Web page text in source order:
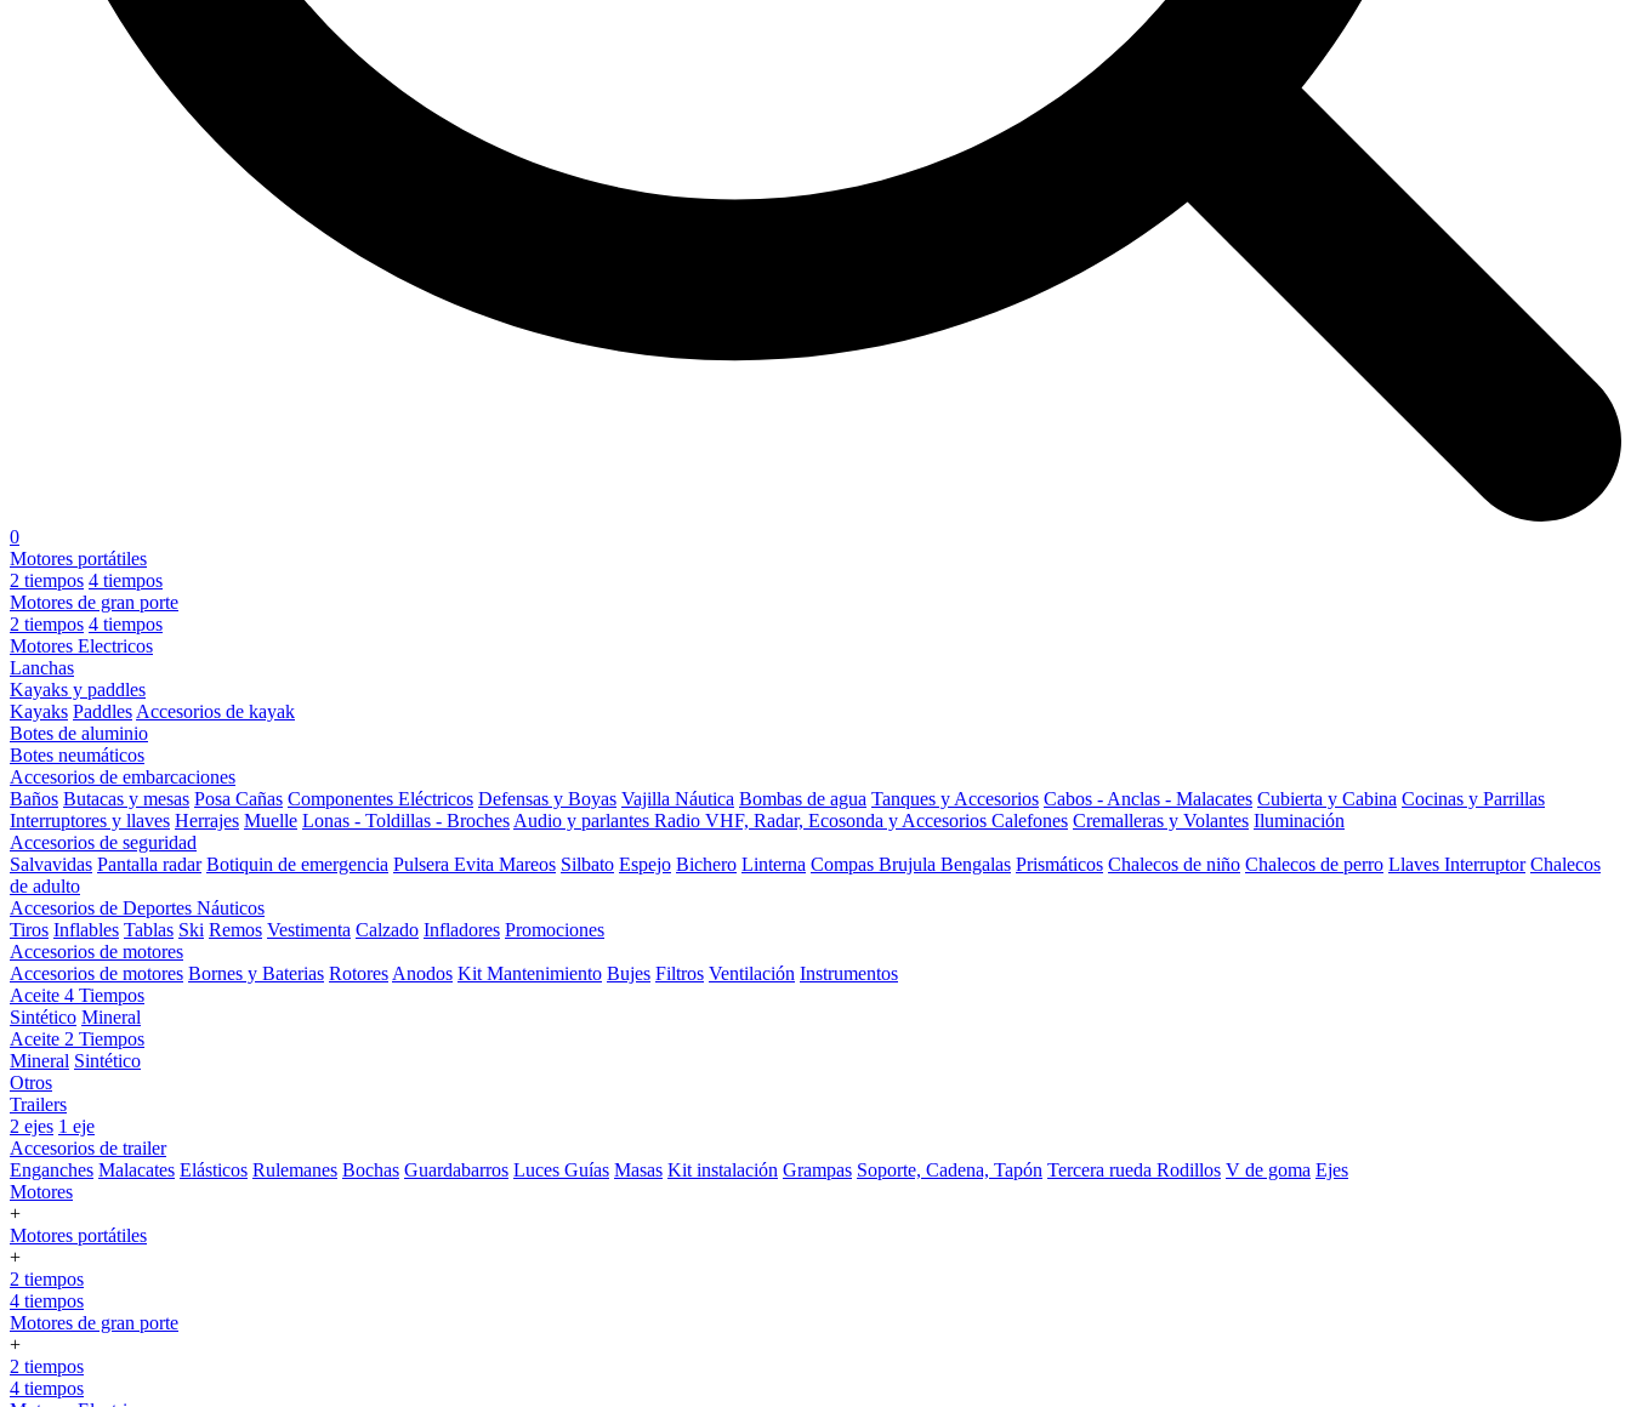
0
Motores portátiles
2 tiempos 4 tiempos
Motores de gran porte
2 tiempos 4 tiempos
Motores Electricos
Lanchas
Kayaks y paddles
Kayaks Paddles Accesorios de kayak
Botes de aluminio
Botes neumáticos
Accesorios de embarcaciones
Baños Butacas y mesas Posa Cañas Componentes Eléctricos Defensas y Boyas Vajilla Náutica Bombas de agua Tanques y Accesorios Cabos - Anclas - Malacates Cubierta y Cabina Cocinas y Parrillas
Interruptores y llaves Herrajes Muelle Lonas - Toldillas - Broches Audio y parlantes Radio VHF, Radar, Ecosonda y Accesorios Calefones Cremalleras y Volantes Iluminación
Accesorios de seguridad
Salvavidas Pantalla radar Botiquin de emergencia Pulsera Evita Mareos Silbato Espejo Bichero Linterna Compas Brujula Bengalas Prismáticos Chalecos de niño Chalecos de perro Llaves Interruptor Chalecos
de adulto
Accesorios de Deportes Náuticos
Tiros Inflables Tablas Ski Remos Vestimenta Calzado Infladores Promociones
Accesorios de motores
Accesorios de motores Bornes y Baterias Rotores Anodos Kit Mantenimiento Bujes Filtros Ventilación Instrumentos
Aceite 4 Tiempos
Sintético Mineral
Aceite 2 Tiempos
Mineral Sintético
Otros
Trailers
2 ejes 1 eje
Accesorios de trailer
Enganches Malacates Elásticos Rulemanes Bochas Guardabarros Luces Guías Masas Kit instalación Grampas Soporte, Cadena, Tapón Tercera rueda Rodillos V de goma Ejes
Motores
+
Motores portátiles
+
2 tiempos
4 tiempos
Motores de gran porte
+
2 tiempos
4 tiempos